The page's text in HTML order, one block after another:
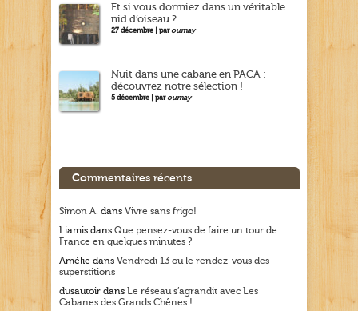
Et si vous dormiez dans un véritable
nid d’oiseau ?
27 décembre | paroumay
Nuit dans une cabane en PACA :
découvrez notre sélection !
5 décembre | paroumay
Commentaires récents
Simon A. dans Vivre sans frigo!
Liamis dans Que pensez-vous de faire un tour de
France en quelques minutes ?
Amélie dans Vendredi 13 ou le rendez-vous des
superstitions
dusautoir dans Le réseau s’agrandit avec Les
Cabanes des Grands Chênes !